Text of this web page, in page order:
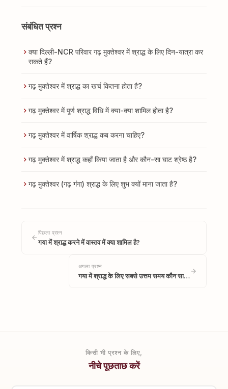
संबंधित प्रश्न
क्या दिल्ली-NCR परिवार गढ़ मुक्तेश्वर में श्राद्ध के लिए दिन-यात्रा कर
सकते हैं?
गढ़ मुक्तेश्वर में श्राद्ध का खर्च कितना होता है?
गढ़ मुक्तेश्वर में पूर्ण श्राद्ध विधि में क्या-क्या शामिल होता है?
गढ़ मुक्तेश्वर में वार्षिक श्राद्ध कब करना चाहिए?
गढ़ मुक्तेश्वर में श्राद्ध कहाँ किया जाता है और कौन-सा घाट श्रेष्ठ है?
गढ़ मुक्तेश्वर (गढ़ गंगा) श्राद्ध के लिए शुभ क्यों माना जाता है?
पिछला प्रश्न
गया में श्राद्ध करने में वास्तव में क्या शामिल है?
अगला प्रश्न
गया में श्राद्ध के लिए सबसे उत्तम समय कौन सा…
किसी भी प्रश्न के लिए,
नीचे पूछताछ करें